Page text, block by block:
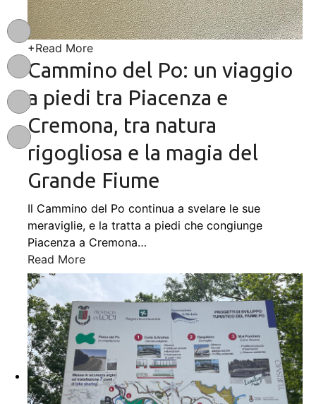
+Read More
Cammino del Po: un viaggio
a piedi tra Piacenza e
Cremona, tra natura
rigogliosa e la magia del
Grande Fiume
Il Cammino del Po continua a svelare le sue
meraviglie, e la tratta a piedi che congiunge
Piacenza a Cremona…
Read More